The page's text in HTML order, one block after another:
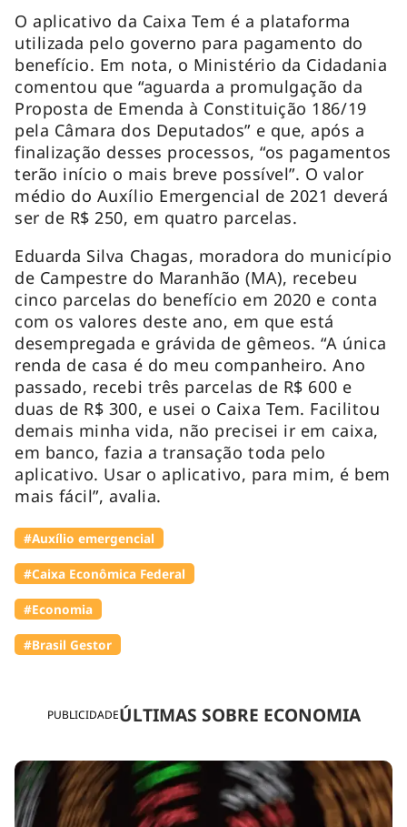
PUBLICIDADEÚLTIMAS SOBRE ECONOMIA
O aplicativo da Caixa Tem é a plataforma
utilizada pelo governo para pagamento do
benefício. Em nota, o Ministério da Cidadania
comentou que “aguarda a promulgação da
Proposta de Emenda à Constituição 186/19
pela Câmara dos Deputados” e que, após a
finalização desses processos, “os pagamentos
terão início o mais breve possível”. O valor
médio do Auxílio Emergencial de 2021 deverá
ser de R$ 250, em quatro parcelas.
Eduarda Silva Chagas, moradora do município
de Campestre do Maranhão (MA), recebeu
cinco parcelas do benefício em 2020 e conta
com os valores deste ano, em que está
desempregada e grávida de gêmeos. “A única
renda de casa é do meu companheiro. Ano
passado, recebi três parcelas de R$ 600 e
duas de R$ 300, e usei o Caixa Tem. Facilitou
demais minha vida, não precisei ir em caixa,
em banco, fazia a transação toda pelo
aplicativo. Usar o aplicativo, para mim, é bem
mais fácil”, avalia.
#Auxílio emergencial
#Caixa Econômica Federal
#Economia
#Brasil Gestor